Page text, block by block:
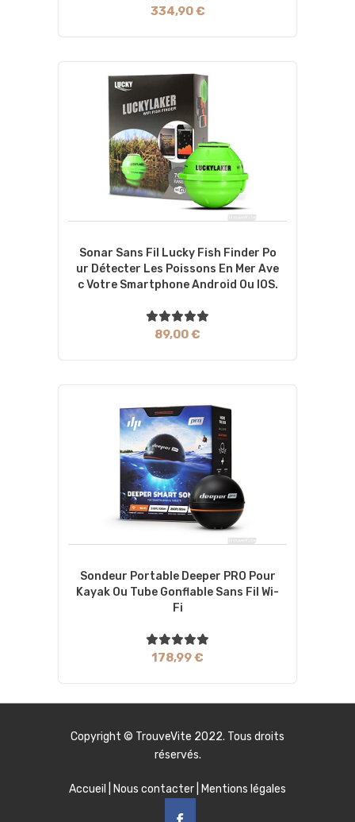
334,90 €
Sonar Sans Fil Lucky Fish Finder Po
Ur Détecter Les Poissons En Mer Ave
C Votre Smartphone Android Ou IOS.
89,00 €
Sondeur Portable Deeper PRO Pour
Kayak Ou Tube Gonflable Sans Fil Wi-
Fi
178,99 €
Copyright © TrouveVite 2022. Tous droits
réservés.
Accueil Nous contacter Mentions légales